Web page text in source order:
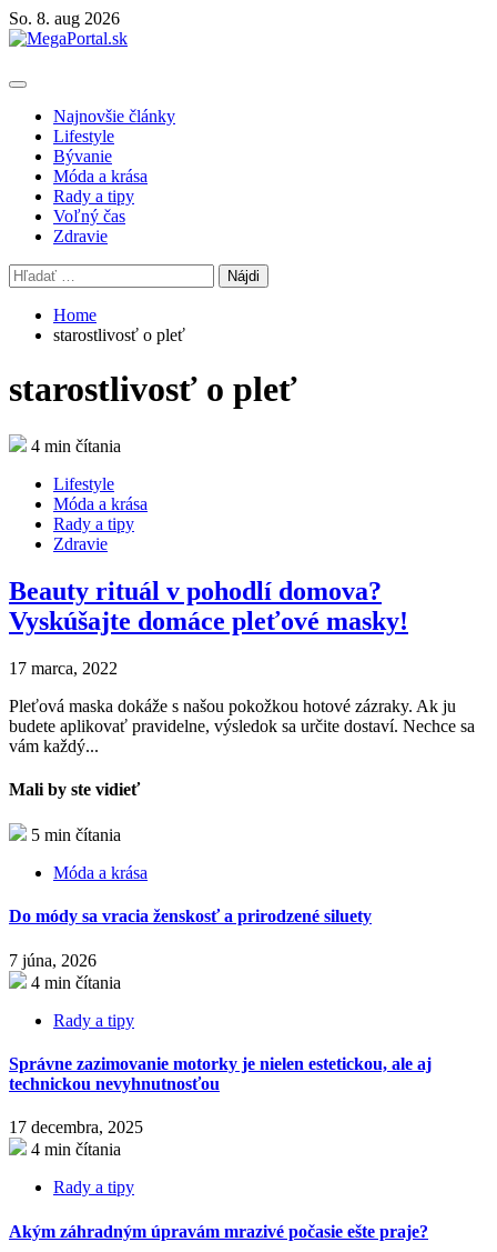
Skip
to
So. 8. aug 2026
Primary
Najnovšie články
Lifestyle
Bývanie
Móda a krása
Rady a tipy
Voľný čas
Zdravie
Hľadať:
Home
starostlivosť o pleť
starostlivosť o pleť
4 min čítania
Lifestyle
Móda a krása
Rady a tipy
Zdravie
Beauty rituál v pohodlí domova?
Vyskúšajte domáce pleťové masky!
17 marca, 2022
Pleťová maska dokáže s našou pokožkou hotové zázraky. Ak ju
budete aplikovať pravidelne, výsledok sa určite dostaví. Nechce sa
vám každý...
Mali by ste vidieť
5 min čítania
Móda a krása
Do módy sa vracia ženskosť a prirodzené siluety
7 júna, 2026
4 min čítania
Rady a tipy
Správne zazimovanie motorky je nielen estetickou, ale aj
technickou nevyhnutnosťou
17 decembra, 2025
4 min čítania
Rady a tipy
Akým záhradným úpravám mrazivé počasie ešte praje?